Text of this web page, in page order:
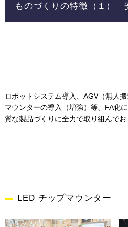
ものづくりの特徴（１）
ロボットシステム導入、AGV（無人
マウンターの導入（増強）等、FA化
質な製品づくりに全力で取り組んでお
LED チップマウンター